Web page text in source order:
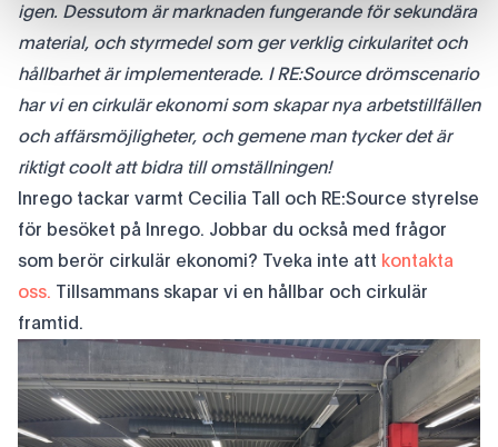
igen. Dessutom är marknaden fungerande för sekundära
material, och styrmedel som ger verklig cirkularitet och
hållbarhet är implementerade. I RE:Source drömscenario
har vi en cirkulär ekonomi som skapar nya arbetstillfällen
och affärsmöjligheter, och gemene man tycker det är
riktigt coolt att bidra till omställningen!
Inrego tackar varmt Cecilia Tall och RE:Source styrelse
för besöket på Inrego. Jobbar du också med frågor
som berör cirkulär ekonomi? Tveka inte att kontakta
oss. Tillsammans skapar vi en hållbar och cirkulär
framtid.